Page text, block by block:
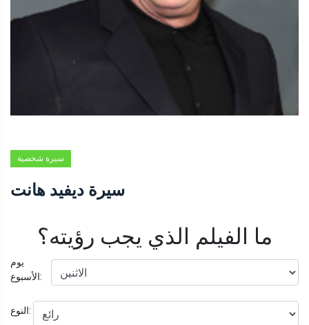
سيرة شخصية
سيرة ديفيد هانت
ما الفيلم الذي يجب رؤيته؟
يوم
الأسبوع:
النوع: